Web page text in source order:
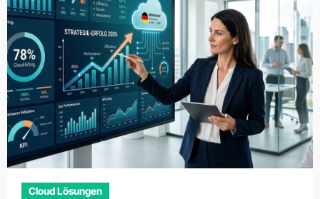
Cloud Lösungen